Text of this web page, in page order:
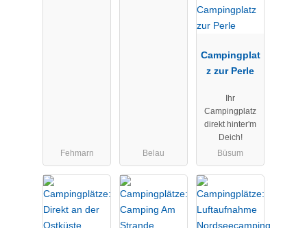
Fehmarn Belau
Campingplat
z zur Perle
Ihr
Campingplatz
direkt hinter'm
Deich!
Büsum